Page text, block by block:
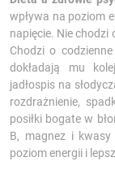
wpływa na poziom
napięcie. Nie chodzi
Chodzi o
dokładają mu
jadłospis na
rozdrażnienie,
posiłki bogate w
B, magnez i
poziom energii i